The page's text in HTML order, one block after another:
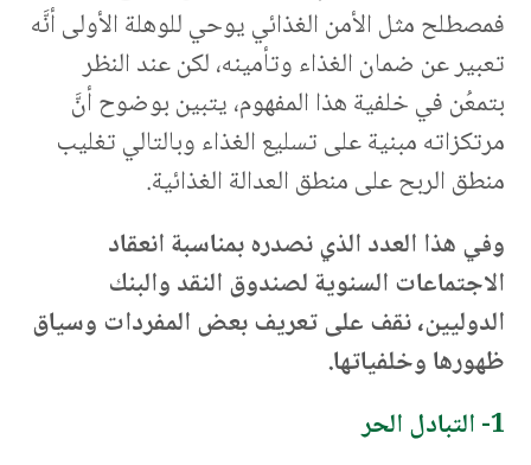
فمصطلح مثل الأمن الغذائي يوحي للوهلة الأولى أنَّه
تعبير عن ضمان الغذاء وتأمينه، لكن عند النظر
بتمعُن في خلفية هذا المفهوم، يتبين بوضوح أنَّ
مرتكزاته مبنية على تسليع الغذاء وبالتالي تغليب
منطق الربح على منطق العدالة الغذائية.
وفي هذا العدد الذي نصدره بمناسبة انعقاد
الاجتماعات السنوية لصندوق النقد والبنك
الدوليين، نقف على تعريف بعض المفردات وسياق
ظهورها وخلفياتها.
1- التبادل الحر